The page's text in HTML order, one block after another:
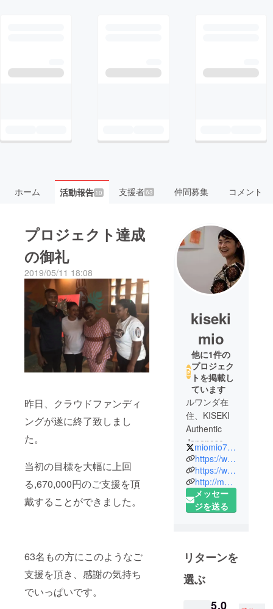
ホーム 活動報告10 支援者63 仲間募集 コメント
プロジェクト達成
の御礼
2019/05/11 18:08
昨日、クラウドファンディ
ングが遂に終了致しまし
た。
当初の目標を大幅に上回
る,670,000円のご支援を頂
戴することができました。
63名もの方にこのようなご
支援を頂き、感謝の気持ち
でいっぱいです。
kiseki
mio
他に1件の
プロジェク
トを掲載し
ています
ルワンダ在
住、KISEKI
Authentic
Japanese
Restaurant
女将。３児
の母。
大阪外国語
大学スワヒ
人女性初ア
フリカ大陸
ケニア～南
国5000km単
miomio731
https://www.kisekirwandatravel.com/
https://www.kisekirwanda.com/
http://mantem.exblog.jp/
メッセー
ジを送る
リターンを
選ぶ
5,0